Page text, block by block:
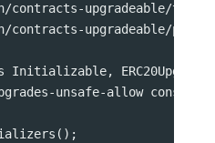
contracts-upgradeable/
contracts-upgradeable/
unsafe-allow